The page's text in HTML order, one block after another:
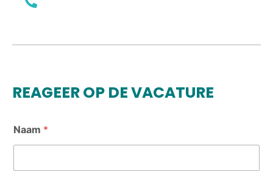
REAGEER OP DE VACATURE
Naam *